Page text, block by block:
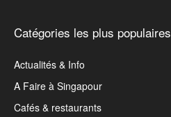
Catégories les plus populaires
Actualités & Info
A Faire à Singapour
Cafés & restaurants